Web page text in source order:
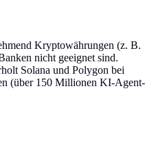
Kryptowährungen (z. B.
nicht geeignet sind.
Solana und Polygon bei
(über 150 Millionen KI-Agent-